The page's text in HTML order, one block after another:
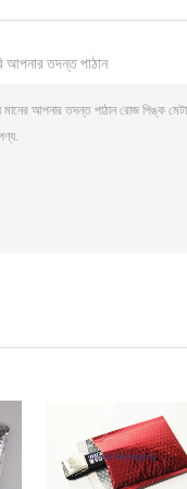
আপনার তদন্ত পাঠান